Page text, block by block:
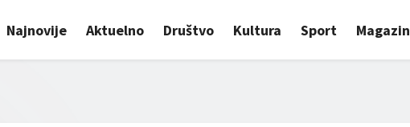
Najnovije Aktuelno Društvo Kultura Sport Magazin